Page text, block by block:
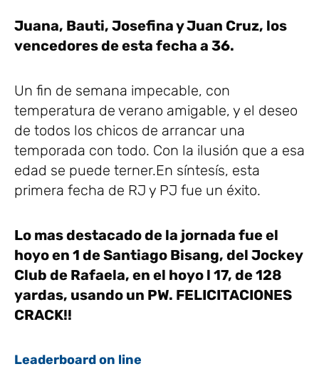
Juana, Bauti, Josefina y Juan Cruz, los
vencedores de esta fecha a 36.
Un fin de semana impecable, con
temperatura de verano amigable, y el deseo
de todos los chicos de arrancar una
temporada con todo. Con la ilusión que a esa
edad se puede terner.En síntesís, esta
primera fecha de RJ y PJ fue un éxito.
Lo mas destacado de la jornada fue el
hoyo en 1 de Santiago Bisang, del Jockey
Club de Rafaela, en el hoyo l 17, de 128
yardas, usando un PW. FELICITACIONES
CRACK!!
Leaderboard on line